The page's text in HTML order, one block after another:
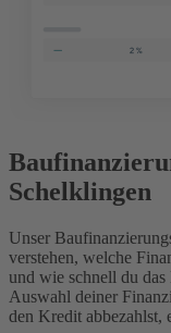
Schelklingen
Unser
verstehen, welche
und wie schnell du
Auswahl deiner
den Kredit abbezahlst,